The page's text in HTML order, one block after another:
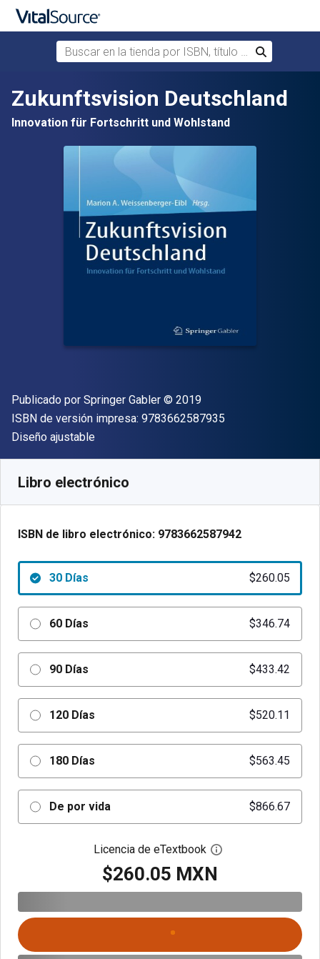
Saltar al contenido principal
Buscar en la tienda por ISBN, título o autor
Buscar
Zukunftsvision Deutschland
Innovation für Fortschritt und Wohlstand
Editor
Publicado por Springer Gabler Copyright
© 2019
ISBN de versión impresa: 9783662587935
Formato
Diseño ajustable
Libro electrónico
ISBN de libro electrónico: 9783662587942
30 Días $260.05
60 Días $346.74
90 Días $433.42
120 Días $520.11
180 Días $563.45
De por vida $866.67
Licencia de eTextbook Abre el cuadro de
$260.05 MXN